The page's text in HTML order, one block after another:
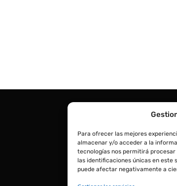
Para ofrecer las mejores
almacenar y/o acceder a la
tecnologías nos permitirá
las identificaciones únicas en este
puede afectar negativamente a